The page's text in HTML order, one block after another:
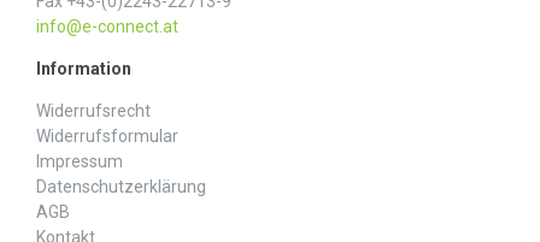
info@e-connect.at
Information
Widerrufs­recht
Widerrufs­formular
Impressum
Daten­schutz­erklärung
AGB
Kontakt